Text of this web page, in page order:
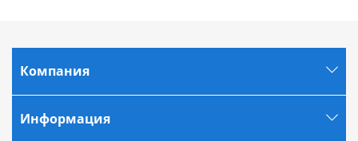
Компания
Информация